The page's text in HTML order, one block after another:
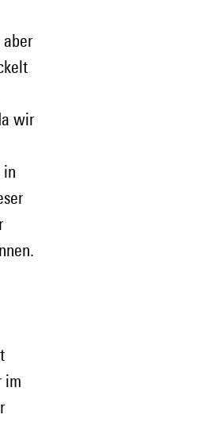
wir
in
im